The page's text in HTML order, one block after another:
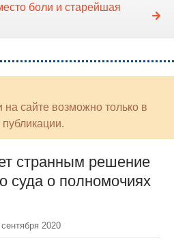
боли и старейшая
на сайте возможно только в
странным решение
суда о полномочиях
сентября 2020